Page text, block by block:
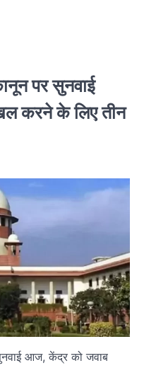
पर सुनवाई
करने के लिए तीन